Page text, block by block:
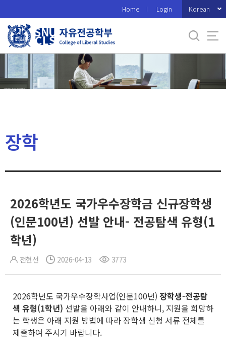
로
메
Home Login Korean
장학
2026학년도 국가우수장학금 신규장학생
(인문100년) 선발 안내- 전공탐색 유형(1
학년)
전현선 2026-04-13 3773
2026학년도 국가우수장학사업(인문100년) 장학생-전공탐
색 유형(1학년) 선발을 아래와 같이 안내하니, 지원을 희망하
는 학생은 아래 지원 방법에 따라 장학생 신청 서류 전체를
제출하여 주시기 바랍니다.